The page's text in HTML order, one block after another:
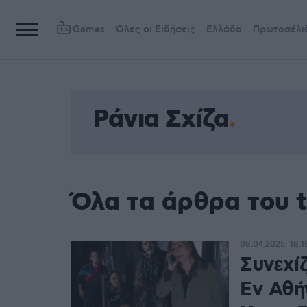
Games Όλες οι Ειδήσεις Ελλάδα
Ράνια Σχίζα
Όλα τα άρθρα του
Εν
08.04.2025,